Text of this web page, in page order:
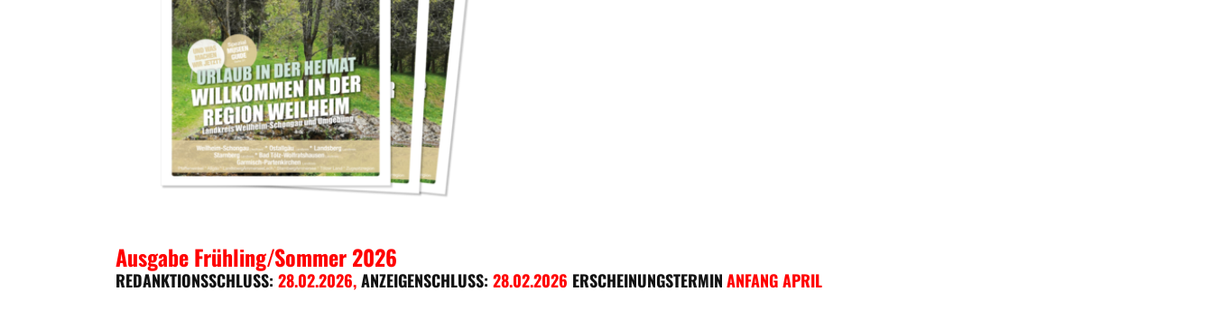
Ausgabe Frühling/Sommer 2026
REDANKTIONSSCHLUSS: 28.02.2026,ANZEIGENSCHLUSS: 28.02.2026 ERSCHEINUNGSTERMINANFANG APRIL